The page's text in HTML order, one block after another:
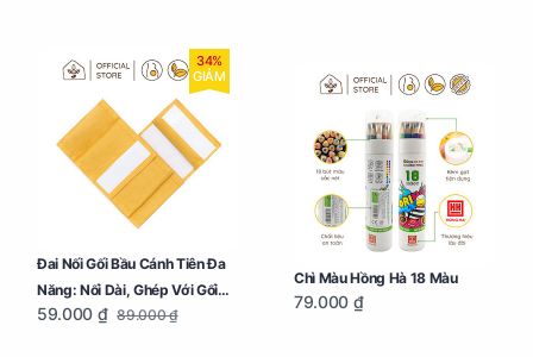
34%
GIẢM
Đai Nối Gối Bầu Cánh Tiên Đa
Năng: Nối Dài, Ghép Với Gối
Ôm Dễ Dàng
59.000 ₫ 89.000 ₫
Chì Màu Hồng Hà 18 Màu
79.000 ₫